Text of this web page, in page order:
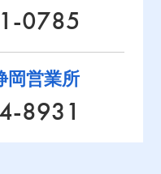
0785
岡営業所
8931